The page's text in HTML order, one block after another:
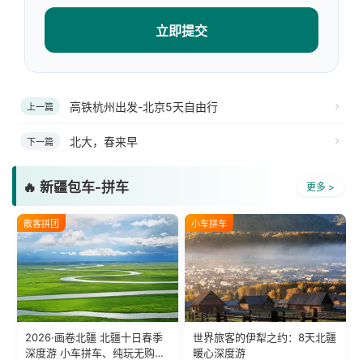
立即提交
上一篇 高铁杭州出发-北京5天自由行
下一篇 北大，春来早
🔥 新疆包车-拼车 更多 >
散客拼团
2026·画卷北疆 北疆十日春季
深度游 小车拼车、纯玩无购
小车拼车
世界旅客的伊犁之约：8天北疆
暖心深度游